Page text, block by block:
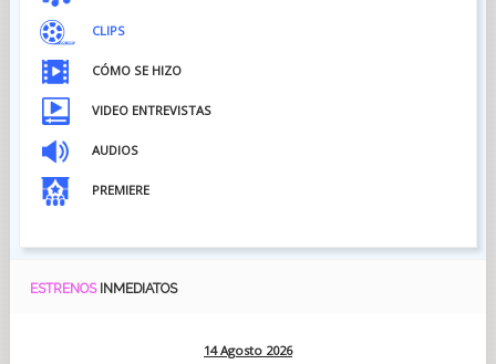
CLIPS
CÓMO SE HIZO
VIDEO ENTREVISTAS
AUDIOS
PREMIERE
ESTRENOS INMEDIATOS
14 Agosto 2026